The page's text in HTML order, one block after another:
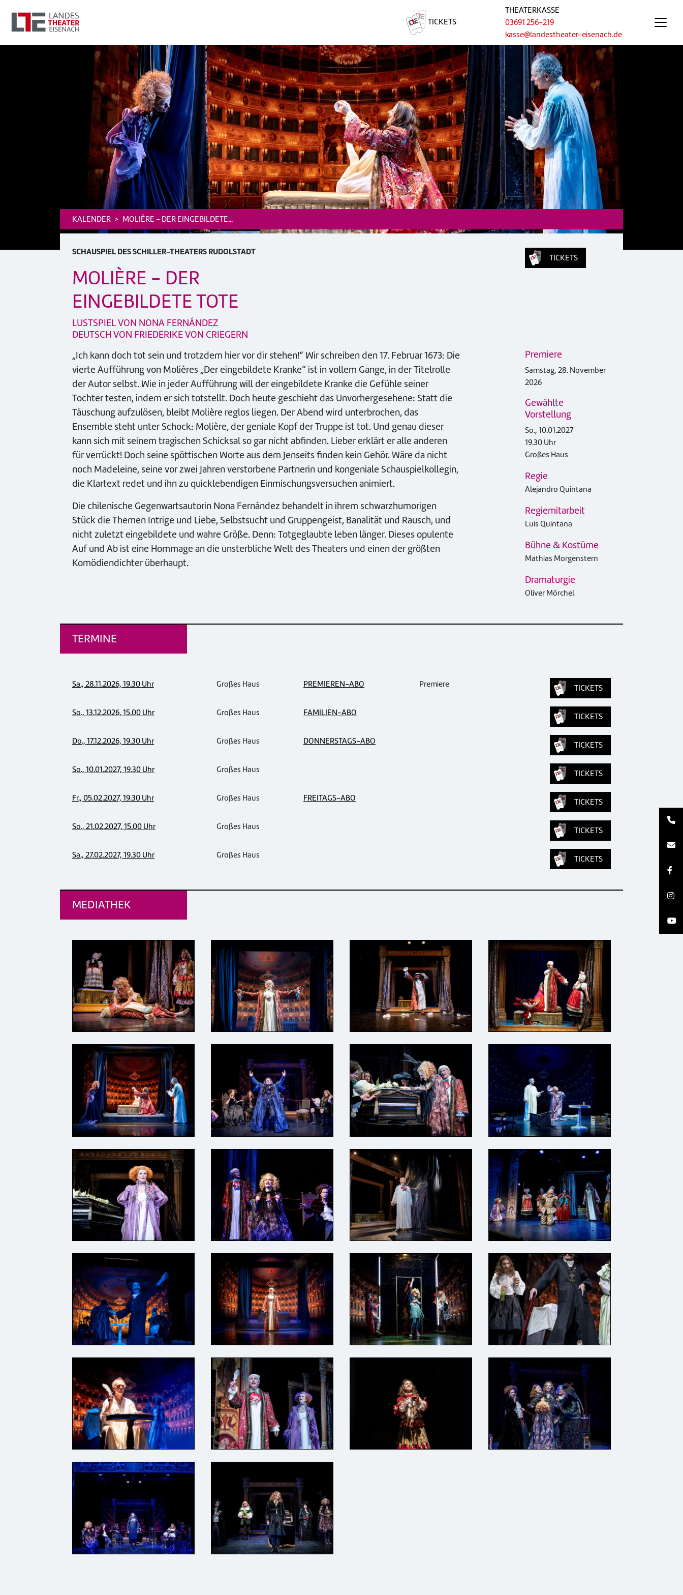
TICKETS
THEATERKASSE
03691 256-219
kasse@landestheater-eisenach.de
KALENDER MOLIÈRE - DER EINGEBILDETE...
SCHAUSPIEL DES SCHILLER-THEATERS RUDOLSTADT
MOLIÈRE - DER
EINGEBILDETE TOTE
LUSTSPIEL VON NONA FERNÁNDEZ
DEUTSCH VON FRIEDERIKE VON CRIEGERN
TICKETS
„Ich kann doch tot sein und trotzdem hier vor dir stehen!“ Wir schreiben den 17. Februar 1673: Die
vierte Aufführung von Molières „Der eingebildete Kranke“ ist in vollem Gange, in der Titelrolle
der Autor selbst. Wie in jeder Aufführung will der eingebildete Kranke die Gefühle seiner
Tochter testen, indem er sich totstellt. Doch heute geschieht das Unvorhergesehene: Statt die
Täuschung aufzulösen, bleibt Molière reglos liegen. Der Abend wird unterbrochen, das
Ensemble steht unter Schock: Molière, der geniale Kopf der Truppe ist tot. Und genau dieser
kann sich mit seinem tragischen Schicksal so gar nicht abfinden. Lieber erklärt er alle anderen
für verrückt! Doch seine spöttischen Worte aus dem Jenseits finden kein Gehör. Wäre da nicht
noch Madeleine, seine vor zwei Jahren verstorbene Partnerin und kongeniale Schauspielkollegin,
die Klartext redet und ihn zu quicklebendigen Einmischungsversuchen animiert.
Die chilenische Gegenwartsautorin Nona Fernández behandelt in ihrem schwarzhumorigen
Stück die Themen Intrige und Liebe, Selbstsucht und Gruppengeist, Banalität und Rausch, und
nicht zuletzt eingebildete und wahre Größe. Denn: Totgeglaubte leben länger. Dieses opulente
Auf und Ab ist eine Hommage an die unsterbliche Welt des Theaters und einen der größten
Komödiendichter überhaupt.
Premiere
Samstag, 28. November
2026
Gewählte
Vorstellung
So., 10.01.2027
19.30 Uhr
Großes Haus
Regie
Alejandro Quintana
Regiemitarbeit
Luis Quintana
Bühne & Kostüme
Mathias Morgenstern
Dramaturgie
Oliver Mörchel
TERMINE
Sa., 28.11.2026, 19.30 Uhr Großes Haus PREMIEREN-ABO Premiere TICKETS
So., 13.12.2026, 15.00 Uhr Großes Haus FAMILIEN-ABO TICKETS
Do., 17.12.2026, 19.30 Uhr Großes Haus DONNERSTAGS-ABO TICKETS
So., 10.01.2027, 19.30 Uhr Großes Haus TICKETS
Fr., 05.02.2027, 19.30 Uhr Großes Haus FREITAGS-ABO TICKETS
So., 21.02.2027, 15.00 Uhr Großes Haus TICKETS
Sa., 27.02.2027, 19.30 Uhr Großes Haus TICKETS
MEDIATHEK